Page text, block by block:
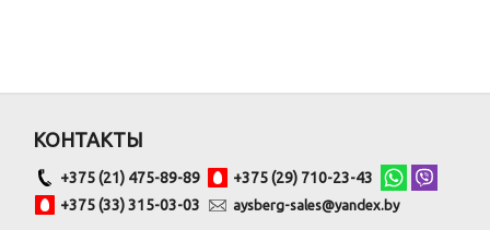
КОНТАКТЫ
+375 (21) 475-89-89
+375 (29) 710-23-43
+375 (33) 315-03-03
aysberg-sales@yandex.by